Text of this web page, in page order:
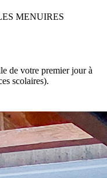
MENUIRES
de votre premier jour à
scolaires).